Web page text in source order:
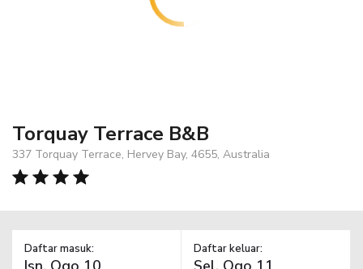
Torquay Terrace B&B
337 Torquay Terrace, Hervey Bay, 4655, Australia
Daftar masuk: Daftar keluar: